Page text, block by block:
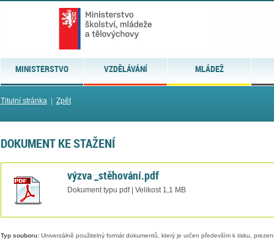
MINISTERSTVO VZDĚLÁVÁNÍ MLÁDEŽ
Titulní stránka| Zpět
DOKUMENT KE STAŽENÍ
výzva _stěhování.pdf
Dokument typu pdf | Velikost 1,1 MB
Typ souboru:Univerzálně použitelný formát dokumentů, který je určen především k tisku,